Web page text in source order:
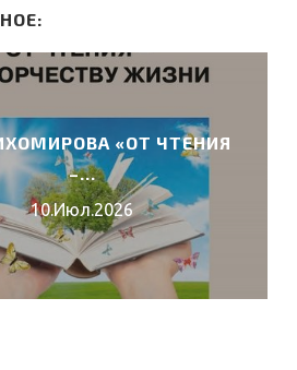
«ОТ ЧТЕНИЯ
–...
10.Июл.2026